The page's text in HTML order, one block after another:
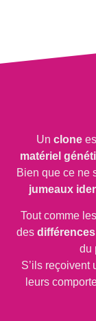
Un clone
matériel
Bien que ce ne
jumeaux
Tout comme
des différences
du
S’ils reçoivent
leurs